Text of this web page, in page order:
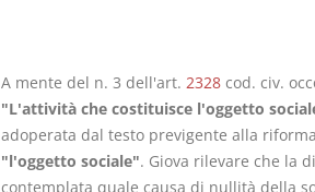
A mente del n. 3 dell'art. 2328cod. civ.
"L'attività che costituisce l'oggetto
adoperata dal testo previgente alla
"l'oggetto sociale". Giova rilevare che la
contemplata quale causa di nullità della
€ 4,19
Abitazione
D. Minussi
Versione ebook